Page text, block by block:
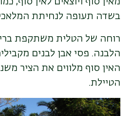
בשדה תעופה לנחיתת
רוחה של הטלית משתקפת
הלבנה. פסי אבן לבנים
האין סוף מלווים את הציר
הטיילת.